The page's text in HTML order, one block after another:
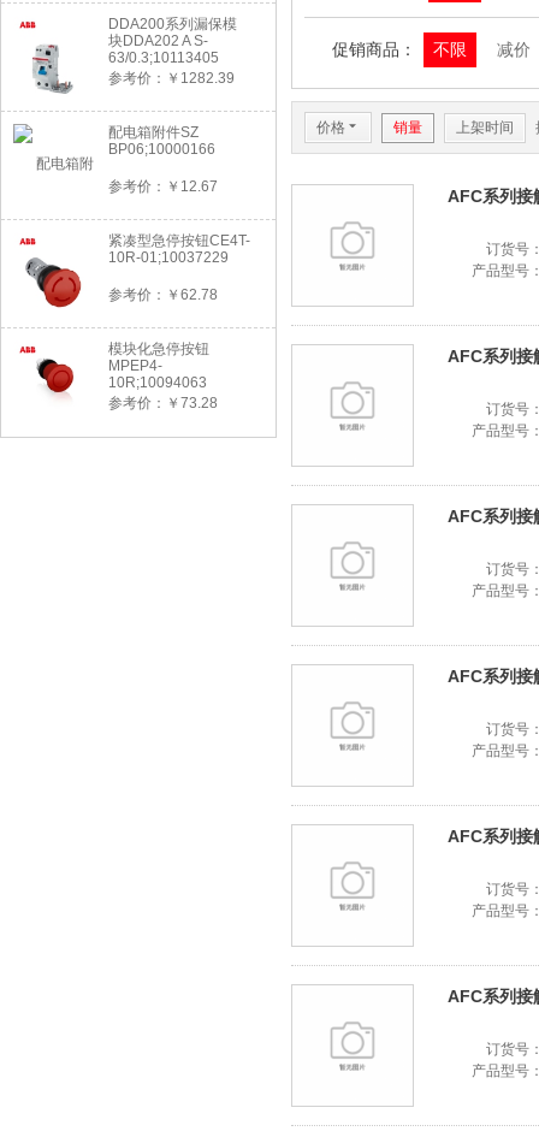
DDA200系列漏保模
块DDA202 A S-
63/0.3;10113405
参考价：￥1282.39
配电箱附件SZ
BP06;10000166
参考价：￥12.67
紧凑型急停按钮CE4T-
10R-01;10037229
参考价：￥62.78
模块化急停按钮
MPEP4-
10R;10094063
参考价：￥73.28
促销商品： 不限 减价
价格 6 销量 上架时间
AFC系列接
订货号
产品型号
AFC系列接
订货号
产品型号
AFC系列接
订货号
产品型号
AFC系列接
订货号
产品型号
AFC系列接
订货号
产品型号
AFC系列接
订货号
产品型号